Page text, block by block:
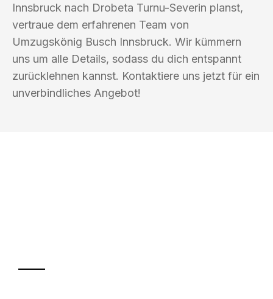
Innsbruck nach Drobeta Turnu-Severin planst,
vertraue dem erfahrenen Team von
Umzugskönig Busch Innsbruck. Wir kümmern
uns um alle Details, sodass du dich entspannt
zurücklehnen kannst. Kontaktiere uns jetzt für ein
unverbindliches Angebot!